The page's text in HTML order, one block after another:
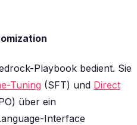
Playbook bedient. Sie
Tuning (SFT) und Direct
über ein
Interface